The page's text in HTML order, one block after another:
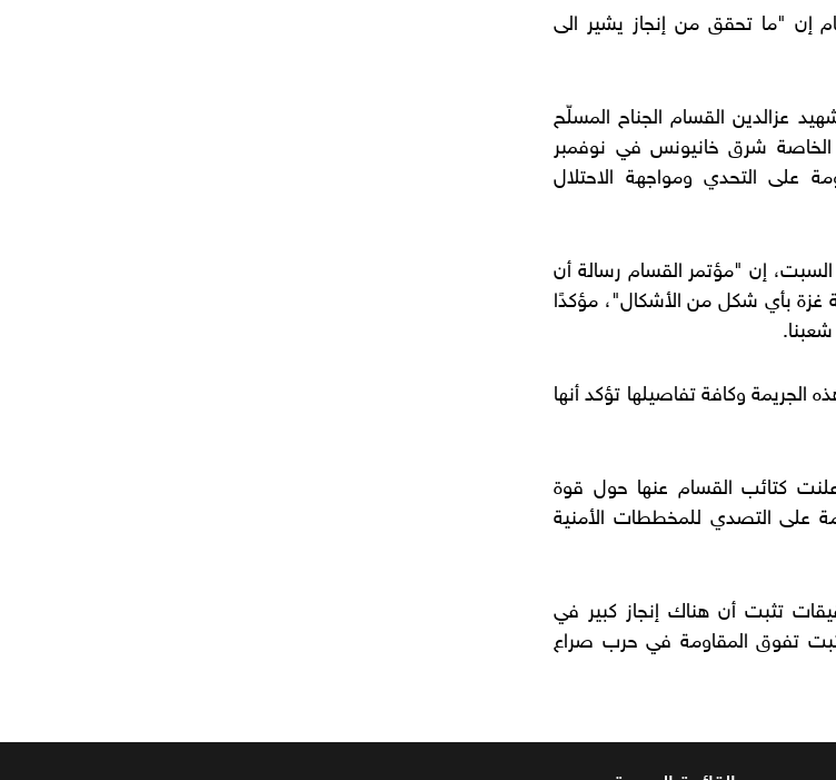
إن "ما تحقق من إنجاز يشير الى
عزالدين القسام الجناح المسلّح
الخاصة شرق خانيونس في نوفمبر
على التحدي ومواجهة الاحتلال
إن "مؤتمر القسام رسالة أن
غزة بأي شكل من الأشكال"، مؤكدًا
وكافة تفاصيلها تؤكد أنها
كتائب القسام عنها حول قوة
على التصدي للمخططات الأمنية
تثبت أن هناك إنجاز كبير في
تفوق المقاومة في حرب صراع